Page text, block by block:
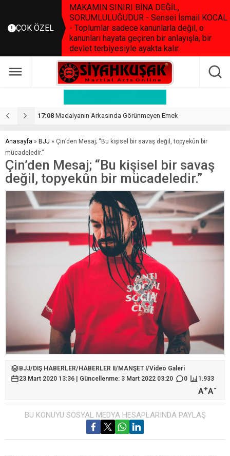
ÇOK ÖZEL
MAKAMIN SINIRI BİNA DEĞİL,
SORUMLULUĞUDUR - Sensei İsmail KOCAL
- Toplumlar sadece kanunlarla değil, o
kanunları hayata geçiren bir anlayışla, bir
devlet terbiyesiyle ayakta kalır.
23:51 TKF’den Türk Sporunda Bir İlk: Üniversite Güvencesinde Eğitsel Antrenörlük Programı Başlıyor…
Anasayfa » BJJ » Çin’den Mesaj; “Bu kişisel bir savaş değil, topyekûn bir
mücadeledir.”
Çin’den Mesaj; “Bu kişisel bir savaş
değil, topyekûn bir mücadeledir.”
BJJ/DIŞ HABERLER/HABERLER II/MANŞET I/Video Galeri
23 Mart 2020 13:36 | Güncellenme: 3 Mart 2022 03:20
0 1.933
A+A-
BU KONUYU SOSYAL MEDYA HESAPLARINDA PAYLAŞ